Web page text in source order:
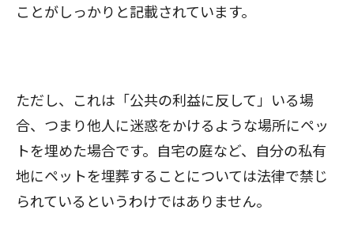
ことがしっかりと記載されています。
ただし、これは「公共の利益に反して」いる場
合、つまり他人に迷惑をかけるような場所にペッ
トを埋めた場合です。自宅の庭など、自分の私有
地にペットを埋葬することについては法律で禁じ
られているというわけではありません。